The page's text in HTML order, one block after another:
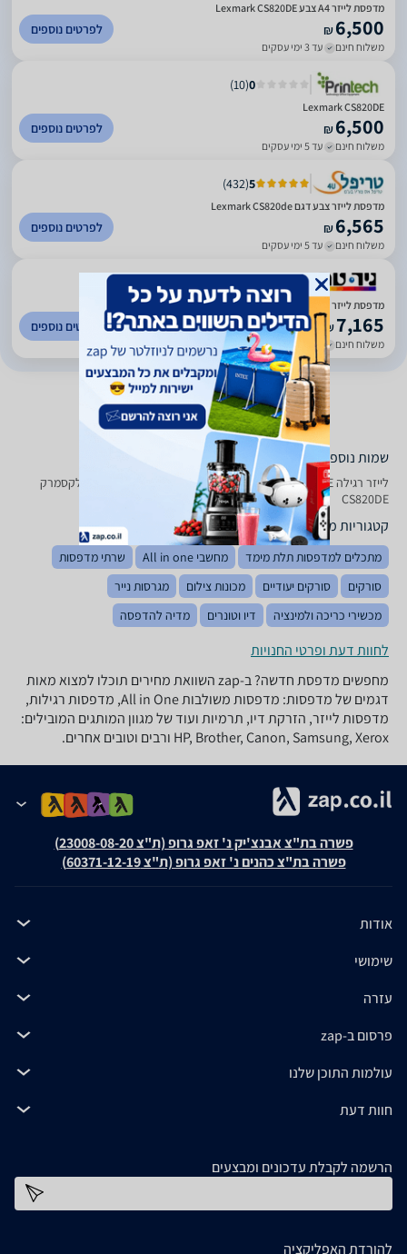
מדפסת לייזר A4 צבע Lexmark CS820DE
₪6,500
משלוח חינם עד 3 ימי עסקים
לפרטים נוספים
0
(
10
)
Lexmark CS820DE
₪6,500
משלוח חינם עד 5 ימי עסקים
לפרטים נוספים
5
(
432
)
מדפסת לייזר צבע דגם Lexmark CS820de
₪6,565
משלוח חינם עד 5 ימי עסקים
לפרטים נוספים
4.42
(
מדפסת לייזר צבעונית Lexmark CS820DE
₪7,165
משלוח חינם עד 4 ימי עסקים
לפרטים נוספים
שמות נוספים לדגם
‏לייזר ‏רגילה Lexmark CS 820 DE לקסמרק, CS820DE לקסמרק , לקסמרק
CS820DE
קטגוריות משלימות
מתכלים למדפסות תלת מימד מחשבי All in one
שרתי מדפסות
סורקים
סורקים יעודיים מכונות צילום
מגרסות נייר
מכשירי כריכה ולמינציה
דיו וטונרים מדיה להדפסה
לחוות דעת ופרטי החנויות
מחפשים מדפסת חדשה? ב-zap השוואת מחירים תוכלו למצוא מאות
דגמים של מדפסות: מדפסות משולבות All in One, מדפסות רגילות,
מדפסות לייזר, הזרקת דיו, תרמיות ועוד של מגוון המותגים המובילים:
HP, Brother, Canon, Samsung, Xerox ורבים וטובים אחרים.
פשרה בת"צ אבנצ'יק נ' זאפ גרופ (ת"צ 23008-08-20)
פשרה בת"צ כהנים נ' זאפ גרופ (ת"צ 60371-12-19)
אודות
שימושי
עזרה
פרסום ב-zap
עולמות התוכן שלנו
חוות דעת
הרשמה לקבלת עדכונים ומבצעים
להורדת האפליקציה